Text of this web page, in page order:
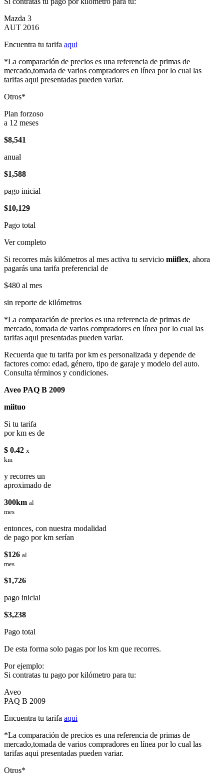
Mazda 3
AUT 2016
Encuentra tu tarifa aqui
*La comparación de precios es una referencia de primas de
mercado,tomada de varios compradores en línea por lo cual las
tarifas aqui presentadas pueden variar.
Otros*
Plan forzoso
a 12 meses
$8,541
anual
$1,588
pago inicial
$10,129
Pago total
Ver completo
Si recorres más kilómetros al mes activa tu servicio miiflex, ahora
pagarás una tarifa preferencial de
$480 al mes
sin reporte de kilómetros
*La comparación de precios es una referencia de primas de
mercado, tomada de varios compradores en línea por lo cual las
tarifas aqui presentadas pueden variar.
Recuerda que tu tarifa por km es personalizada y depende de
factores como: edad, género, tipo de garaje y modelo del auto.
Consulta términos y condiciones.
Aveo PAQ B 2009
miituo
Si tu tarifa
por km es de
$ 0.42 x
km
y recorres un
aproximado de
300km al
mes
entonces, con nuestra modalidad
de pago por km serían
$126 al
mes
$1,726
pago inicial
$3,238
Pago total
De esta forma solo pagas por los km que recorres.
Por ejemplo:
Si contratas tu pago por kilómetro para tu:
Aveo
PAQ B 2009
Encuentra tu tarifa aqui
*La comparación de precios es una referencia de primas de
mercado,tomada de varios compradores en línea por lo cual las
tarifas aqui presentadas pueden variar.
Otros*